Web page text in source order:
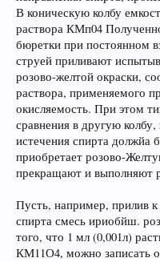
В коническую колбу
раствора КМп04
бюретки при постоянном
струей приливают
розово-желтой окраски,
раствора, применяемого
окисляемость. При этом
сравнения в другую
истечения спирта должйа
приобретает розово-
прекращают и выполняют
Пусть, например, прилив
спирта смесь ириобйш.
того, что 1 мл (0,001л)
КМ11О4, можно записать